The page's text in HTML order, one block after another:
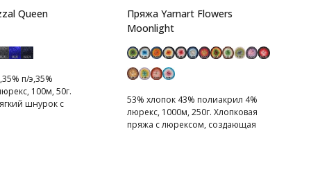
Queen
п/э,35%
100м, 50г.
шнурок с
Пряжа Yarnart Flowers
Moonlight
53% хлопок 43% полиакрил 4%
люрекс, 1000м, 250г. Хлопковая
пряжа с люрексом, создающая